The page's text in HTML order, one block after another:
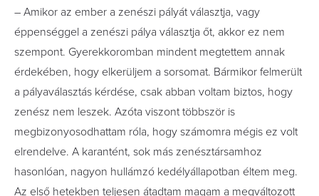
– Amikor az ember a zenészi pályát választja, vagy
éppenséggel a zenészi pálya választja őt, akkor ez nem
szempont. Gyerekkoromban mindent megtettem annak
érdekében, hogy elkerüljem a sorsomat. Bármikor felmerült
a pályaválasztás kérdése, csak abban voltam biztos, hogy
zenész nem leszek. Azóta viszont többször is
megbizonyosodhattam róla, hogy számomra mégis ez volt
elrendelve. A karantént, sok más zenésztársamhoz
hasonlóan, nagyon hullámzó kedélyállapotban éltem meg.
Az első hetekben teljesen átadtam magam a megváltozott